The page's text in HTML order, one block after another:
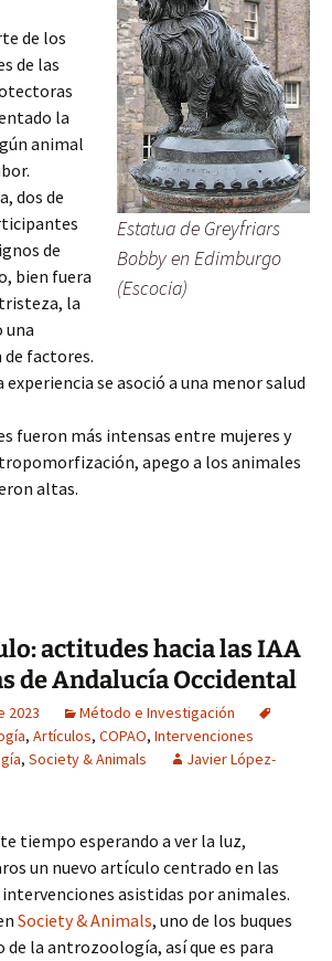
Estatua de Greyfriars
Bobby en Edimburgo
(Escocia)
de los
de las
la
animal
dos de
de
bien fuera
la
una
factores.
experiencia se asoció a una menor salud
fueron más intensas entre mujeres y
apego a los animales
altas.
artículo: el duelo en voluntarios de
actitudes hacia las IAA
de Andalucía Occidental
2023
Método e Investigación
, Artículos, COPAO, Intervenciones
, Society & Animals
Javier López-
tiempo esperando a ver la luz,
un nuevo artículo centrado en las
asistidas por animales.
Society & Animals, uno de los buques
la antrozoología, así que es para